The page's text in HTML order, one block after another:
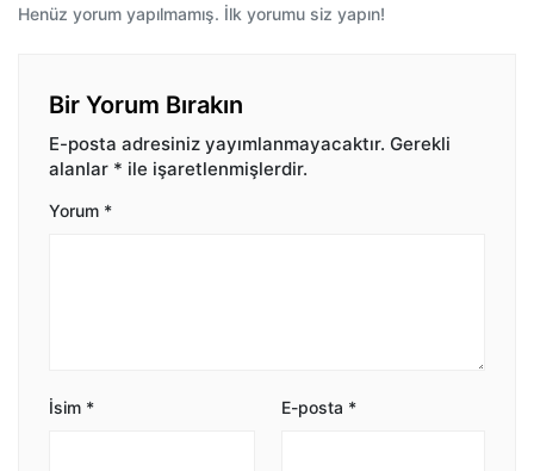
Henüz yorum yapılmamış. İlk yorumu siz yapın!
Bir Yorum Bırakın
E-posta adresiniz yayımlanmayacaktır. Gerekli
alanlar * ile işaretlenmişlerdir.
Yorum *
İsim * E-posta *